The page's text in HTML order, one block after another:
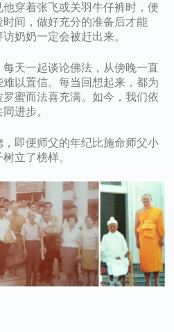
穿着张飞或关羽牛仔裤时，便
间，做好充分的准备后才能
奶奶一定会被赶出来。
天一起谈论佛法，从傍晚一直
以置信。每当回想起来，都为
蜜而法喜充满。如今，我们依
进步。
即便师父的年纪比施命师父小
立了榜样。